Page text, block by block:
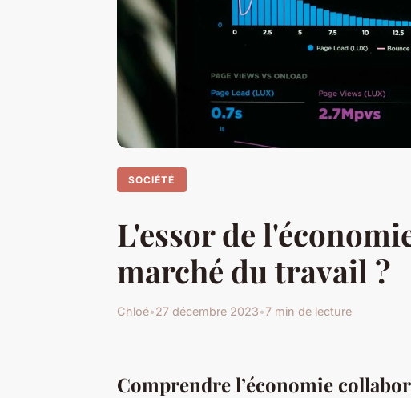
SOCIÉTÉ
L'essor de
marché du travail ?
Chloé•27 décembre 2023•7 min de lecture
Comprendre l’économie